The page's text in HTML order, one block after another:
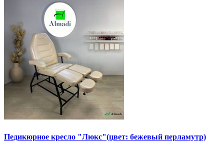
Педикюрное кресло "Люкс"(цвет: бежевый перламутр)